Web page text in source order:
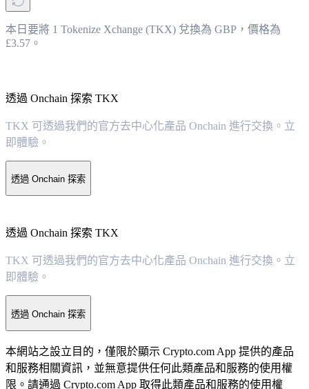
本日要將 1 Tokenize Xchange (TKX) 兌換為 GBP，價格為
£3.57。
透過 Onchain 探索 TKX
TKX 可透過我們的官方去中心化產品 Onchain 進行交換。立
即體驗。
透過 Onchain 探索
透過 Onchain 探索 TKX
TKX 可透過我們的官方去中心化產品 Onchain 進行交換。立
即體驗。
透過 Onchain 探索
本網站之設立目的，僅限於顯示 Crypto.com App 提供的產品
和服務相關資訊，並無意提供任何此類產品和服務的使用權
限。請通過 Crypto.com App 取得此類產品和服務的使用權